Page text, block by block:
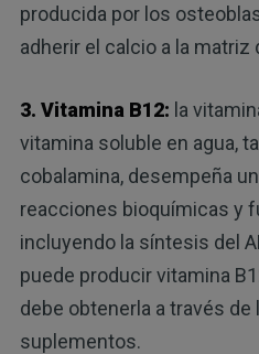
producida por los
adherir el calcio a la matriz
3. Vitamina B12: la
vitamina soluble en agua,
cobalamina, desempeña
reacciones bioquímicas y
incluyendo la síntesis del
puede producir vitamina
debe obtenerla a través
suplementos.